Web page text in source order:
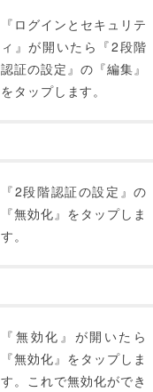
『ログインとセキュリテ
ィ』が開いたら『2段階
認証の設定』の『編集』
をタップします。
『2段階認証の設定』の
『無効化』をタップしま
す。
『無効化』が開いたら
『無効化』をタップしま
す。これで無効化ができ